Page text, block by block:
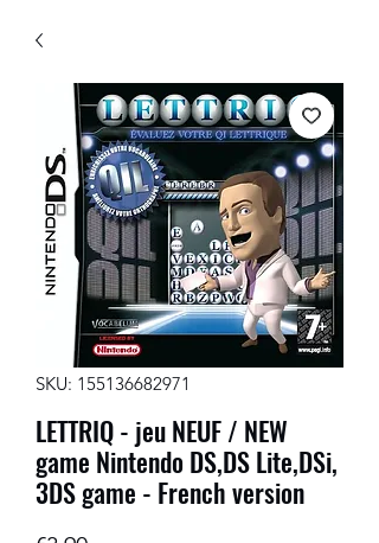
SKU: 155136682971
LETTRIQ - jeu NEUF / NEW
game Nintendo DS,DS Lite,DSi,
3DS game - French version